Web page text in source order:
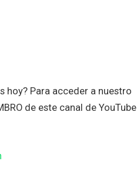
hoy? Para acceder a nuestro
de este canal de YouTube